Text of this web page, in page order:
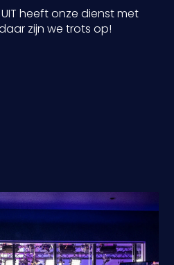
heeft onze dienst met
zijn we trots op!